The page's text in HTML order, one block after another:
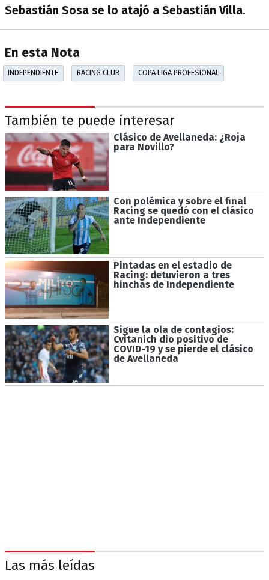
Sebastián Sosa se lo atajó a Sebastián Villa.
En esta Nota
INDEPENDIENTE RACING CLUB COPA LIGA PROFESIONAL
También te puede interesar
Clásico de Avellaneda: ¿Roja
para Novillo?
Con polémica y sobre el final
Racing se quedó con el clásico
ante Independiente
Pintadas en el estadio de
Racing: detuvieron a tres
hinchas de Independiente
Sigue la ola de contagios:
Cvitanich dio positivo de
COVID-19 y se pierde el clásico
de Avellaneda
Las más leídas